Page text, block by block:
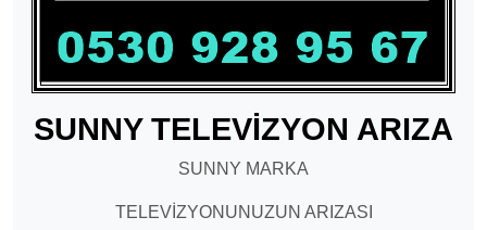
SUNNY TELEVİZYON ARIZA
SUNNY MARKA
TELEVİZYONUNUZUN ARIZASI